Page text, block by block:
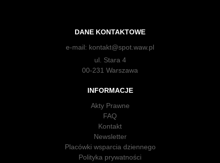
DANE KONTAKTOWE
e-mail: kontakt@spot.waw.pl
ul. Stara 4
00-231 Warszawa
INFORMACJE
Akty Prawne
FAQ
Kontakt
Newsletter
Placówki wsparcia dziennego
Polityka prywatności